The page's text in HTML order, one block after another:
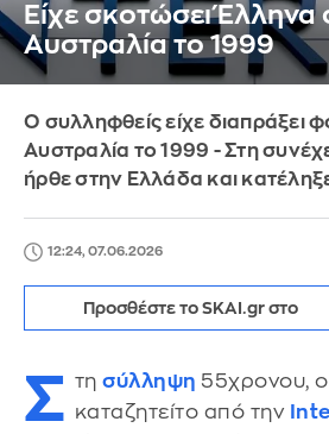
Είχε σκοτώσει Έλληνα
Αυστραλία το 1999
Ο συλληφθείς είχε διαπράξει
Αυστραλία το 1999 - Στη
ήρθε στην Ελλάδα και
12:24, 07.06.2026
Προσθέστε το SKAI.gr στο
Σ τη σύλληψη 55χρονου,
καταζητείτο από την